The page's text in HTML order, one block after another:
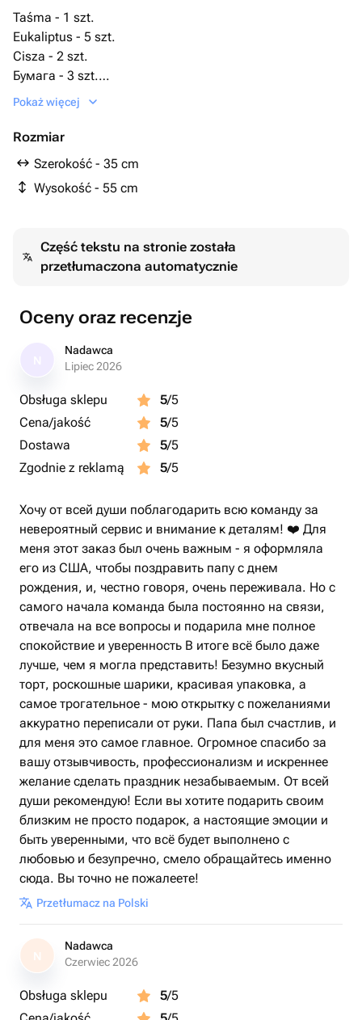
Taśma - 1 szt.
Eukaliptus - 5 szt.
Cisza - 2 szt.
Бумага - 3 szt.
Róża krzew piwonia - 11 szt.
Pokaż więcej
Rozmiar
Szerokość - 35 cm
Wysokość - 55 cm
Część tekstu na stronie została
przetłumaczona automatycznie
Oceny oraz recenzje
Nadawca
Lipiec 2026
Obsługa sklepu 5/5
Cena/jakość
5/5
Dostawa
5/5
Zgodnie z reklamą
5/5
Хочу от всей души поблагодарить всю команду за
невероятный сервис и внимание к деталям! ❤️ Для
меня этот заказ был очень важным - я оформляла
его из США, чтобы поздравить папу с днем
рождения, и, честно говоря, очень переживала. Но с
самого начала команда была постоянно на связи,
отвечала на все вопросы и подарила мне полное
спокойствие и уверенность В итоге всё было даже
лучше, чем я могла представить! Безумно вкусный
торт, роскошные шарики, красивая упаковка, а
самое трогательное - мою открытку с пожеланиями
аккуратно переписали от руки. Папа был счастлив, и
для меня это самое главное. Огромное спасибо за
вашу отзывчивость, профессионализм и искреннее
желание сделать праздник незабываемым. От всей
души рекомендую! Если вы хотите подарить своим
близким не просто подарок, а настоящие эмоции и
быть уверенными, что всё будет выполнено с
любовью и безупречно, смело обращайтесь именно
сюда. Вы точно не пожалеете!
Przetłumacz na Polski
N
Nadawca
Czerwiec 2026
Obsługa sklepu 5/5